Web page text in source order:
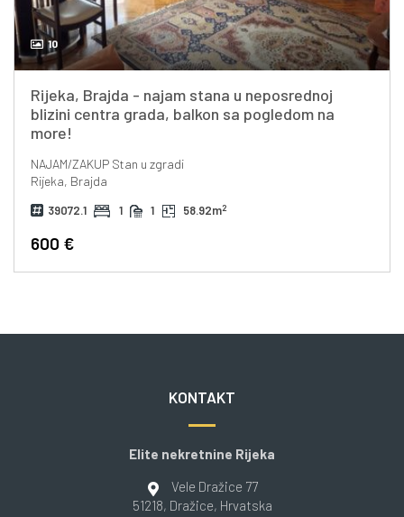
10
Rijeka, Brajda - najam stana u neposrednoj
blizini centra grada, balkon sa pogledom na
more!
NAJAM/ZAKUPStan u zgradi
Rijeka, Brajda
39072.1 1 1 58.92m2
600 €
KONTAKT
Elite nekretnine Rijeka
Vele Dražice 77
51218, Dražice, Hrvatska